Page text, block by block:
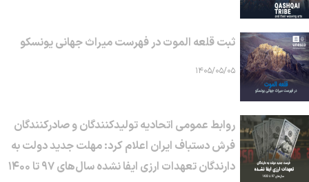
ثبت قلعه الموت در فهرست میراث جهانی یونسکو
۱۴۰۵/۰۵/۰۵
روابط عمومی اتحادیه تولیدکنندگان و صادرکنندگان
فرش دستباف ایران اعلام کرد: مهلت جدید دولت به
دارندگان تعهدات ارزی ایفا نشده سال‌های ۹۷ تا ۱۴۰۰